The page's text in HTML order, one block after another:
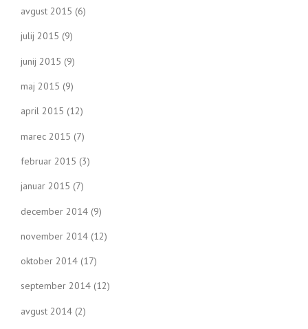
avgust 2015 (6)
julij 2015 (9)
junij 2015 (9)
maj 2015 (9)
april 2015 (12)
marec 2015 (7)
februar 2015 (3)
januar 2015 (7)
december 2014 (9)
november 2014 (12)
oktober 2014 (17)
september 2014 (12)
avgust 2014 (2)